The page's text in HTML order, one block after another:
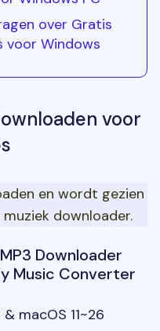
over Gratis
voor Windows
voor
en wordt gezien
downloader.
Downloader
Music Converter
macOS 11~26